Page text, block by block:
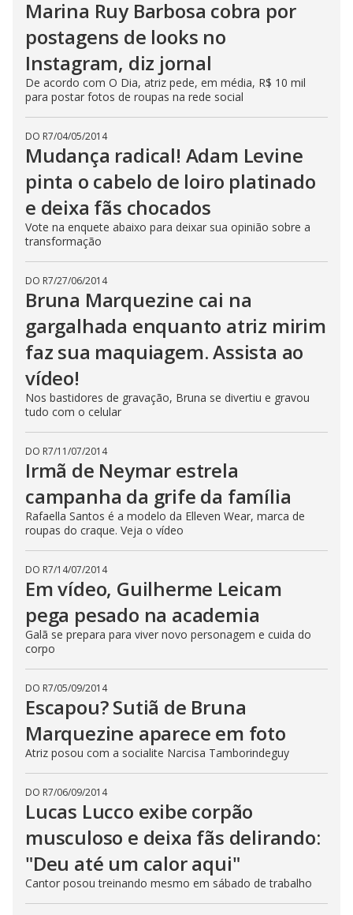
Marina Ruy Barbosa cobra por
postagens de looks no
Instagram, diz jornal
De acordo com O Dia, atriz pede, em média, R$ 10 mil
para postar fotos de roupas na rede social
DO R7/04/05/2014
Mudança radical! Adam Levine
pinta o cabelo de loiro platinado
e deixa fãs chocados
Vote na enquete abaixo para deixar sua opinião sobre a
transformação
DO R7/27/06/2014
Bruna Marquezine cai na
gargalhada enquanto atriz mirim
faz sua maquiagem. Assista ao
vídeo!
Nos bastidores de gravação, Bruna se divertiu e gravou
tudo com o celular
DO R7/11/07/2014
Irmã de Neymar estrela
campanha da grife da família
Rafaella Santos é a modelo da Elleven Wear, marca de
roupas do craque. Veja o vídeo
DO R7/14/07/2014
Em vídeo, Guilherme Leicam
pega pesado na academia
Galã se prepara para viver novo personagem e cuida do
corpo
DO R7/05/09/2014
Escapou? Sutiã de Bruna
Marquezine aparece em foto
Atriz posou com a socialite Narcisa Tamborindeguy
DO R7/06/09/2014
Lucas Lucco exibe corpão
musculoso e deixa fãs delirando:
"Deu até um calor aqui"
Cantor posou treinando mesmo em sábado de trabalho